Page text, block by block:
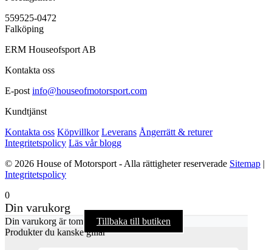
559525-0472
Falköping
ERM Houseofsport AB
Kontakta oss
E-post info@houseofmotorsport.com
Kundtjänst
Kontakta oss Köpvillkor Leverans Ångerrätt & returer
Integritetspolicy Läs vår blogg
© 2026 House of Motorsport - Alla rättigheter reserverade Sitemap |
Integritetspolicy
0
Din varukorg
Din varukorg är tom
Tillbaka till butiken
Produkter du kanske gillar